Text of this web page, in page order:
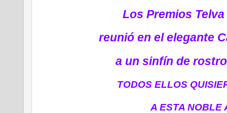
Los Premios
reunió en el elegante
a un sinfín de
TODOS ELLOS
A ESTA NOBLE